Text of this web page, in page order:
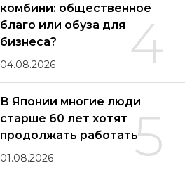
4
комбини: общественное
благо или обуза для
бизнеса?
04.08.2026
5
В Японии многие люди
старше 60 лет хотят
продолжать работать
01.08.2026